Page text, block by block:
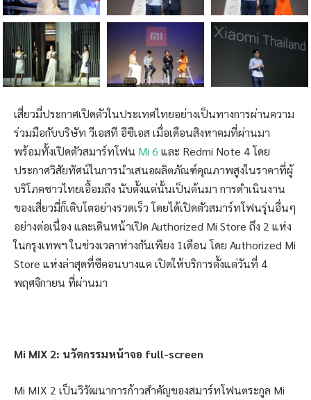
เสี่ยวมี่ประกาศเปิดตัวในประเทศไทยอย่างเป็นทางการผ่านความ
ร่วมมือกับบริษัท วีเอสที อีซีเอส เมื่อเดือนสิงหาคมที่ผ่านมา
พร้อมทั้งเปิดตัวสมาร์ทโฟน Mi 6 และ Redmi Note 4 โดย
ประกาศวิสัยทัศน์ในการนำเสนอผลิตภัณฑ์คุณภาพสูงในราคาที่ผู้
บริโภคชาวไทยเอื้อมถึง นับตั้งแต่นั้นเป็นต้นมา การดำเนินงาน
ของเสี่ยวมี่ก็เติบโตอย่างรวดเร็ว โดยได้เปิดตัวสมาร์ทโฟนรุ่นอื่นๆ
อย่างต่อเนื่อง และเดินหน้าเปิด Authorized Mi Store ถึง 2 แห่ง
ในกรุงเทพฯ ในช่วงเวลาห่างกันเพียง 1เดือน โดย Authorized Mi
Store แห่งล่าสุดที่ซีคอนบางแค เปิดให้บริการตั้งแต่วันที่ 4
พฤศจิกายน ที่ผ่านมา
Mi MIX 2: นวัตกรรมหน้าจอ full-screen
Mi MIX 2 เป็นวิวัฒนาการก้าวสำคัญของสมาร์ทโฟนตระกูล Mi